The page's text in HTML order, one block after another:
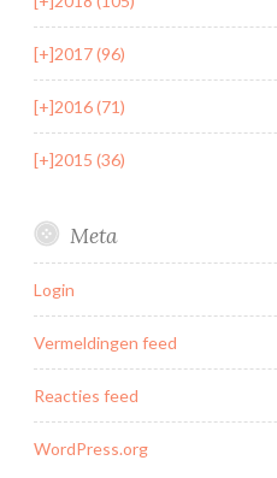
[+]2017 (96)
[+]2016 (71)
[+]2015 (36)
Meta
Login
Vermeldingen feed
Reacties feed
WordPress.org